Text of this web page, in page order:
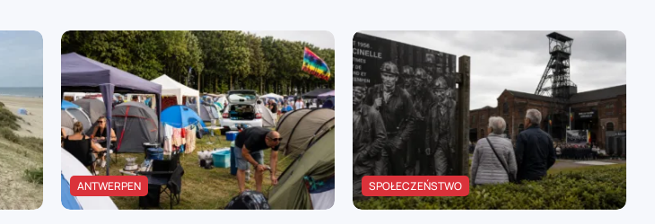
ANTWERPEN SPOŁECZEŃSTWO